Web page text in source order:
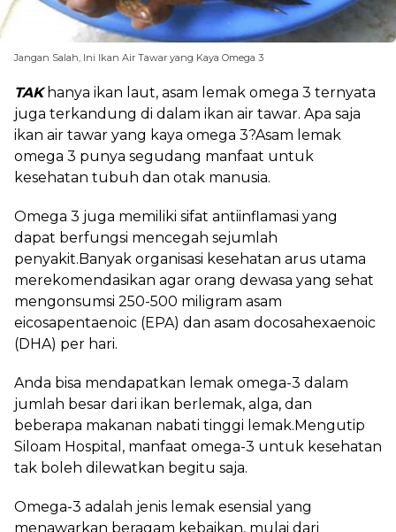
Jangan Salah, Ini Ikan Air Tawar yang Kaya Omega 3
TAKhanya ikan laut, asam lemak omega 3 ternyata
juga terkandung di dalam ikan air tawar. Apa saja
ikan air tawar yang kaya omega 3?Asam lemak
omega 3 punya segudang manfaat untuk
kesehatan tubuh dan otak manusia.
Omega 3 juga memiliki sifat antiinflamasi yang
dapat berfungsi mencegah sejumlah
penyakit.Banyak organisasi kesehatan arus utama
merekomendasikan agar orang dewasa yang sehat
mengonsumsi 250-500 miligram asam
eicosapentaenoic (EPA) dan asam docosahexaenoic
(DHA) per hari.
Anda bisa mendapatkan lemak omega-3 dalam
jumlah besar dari ikan berlemak, alga, dan
beberapa makanan nabati tinggi lemak.Mengutip
Siloam Hospital, manfaat omega-3 untuk kesehatan
tak boleh dilewatkan begitu saja.
Omega-3 adalah jenis lemak esensial yang
menawarkan beragam kebaikan, mulai dari